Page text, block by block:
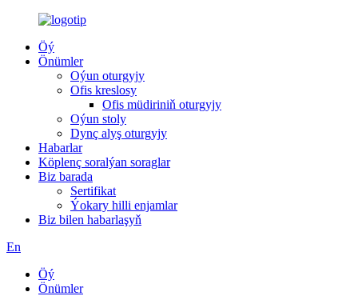
Öý
Önümler
Oýun oturgyjy
Ofis kreslosy
Ofis müdiriniň oturgyjy
Oýun stoly
Dynç alyş oturgyjy
Habarlar
Köplenç soralýan soraglar
Biz barada
Sertifikat
Ýokary hilli enjamlar
Biz bilen habarlaşyň
En
Öý
Önümler